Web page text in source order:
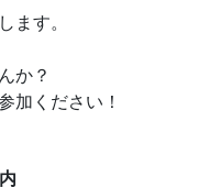
ます。
か？
加ください！